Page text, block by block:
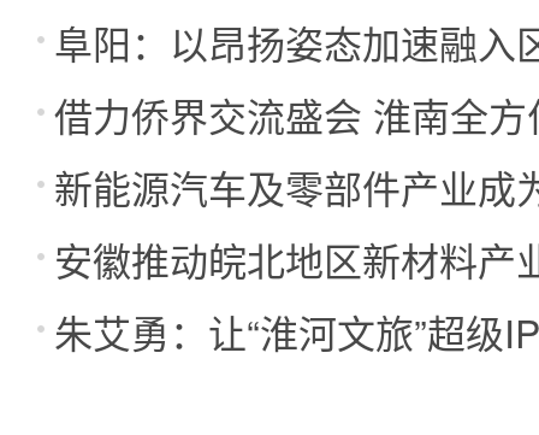
阜阳：以昂扬姿态加速融入
借力侨界交流盛会 淮南全
合作新机遇
新能源汽车及零部件产业成
要引擎
安徽推动皖北地区新材料产
展
朱艾勇：让“淮河文旅”超级